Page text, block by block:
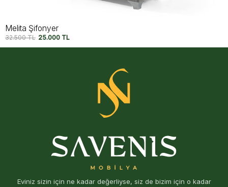
Moka Yeşil Çamaşırlık
27.750TL 23.750TL
Eviniz sizin için ne kadar değerliyse, siz de bizim için o kadar